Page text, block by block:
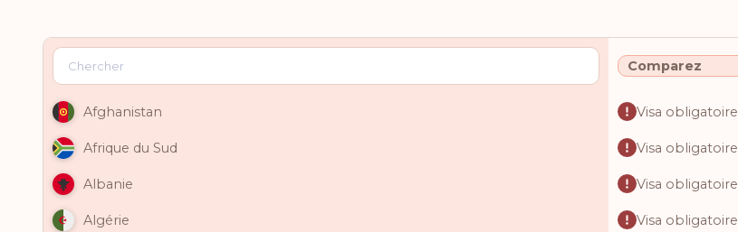
Comparez
Afghanistan Visa obligatoire
Afrique du Sud Visa obligatoire
Albanie Visa obligatoire
Algérie Visa obligatoire